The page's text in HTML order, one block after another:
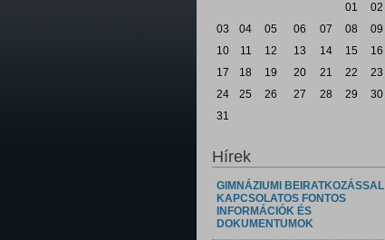
01
02
03
04 05 06 07 08
09
10
11 12 13 14 15
16
17
18 19 20 21 22
23
24
25 26 27 28 29
30
31
Hírek
GIMNÁZIUMI BEIRATKOZÁSSAL
KAPCSOLATOS FONTOS
INFORMÁCIÓK ÉS
DOKUMENTUMOK